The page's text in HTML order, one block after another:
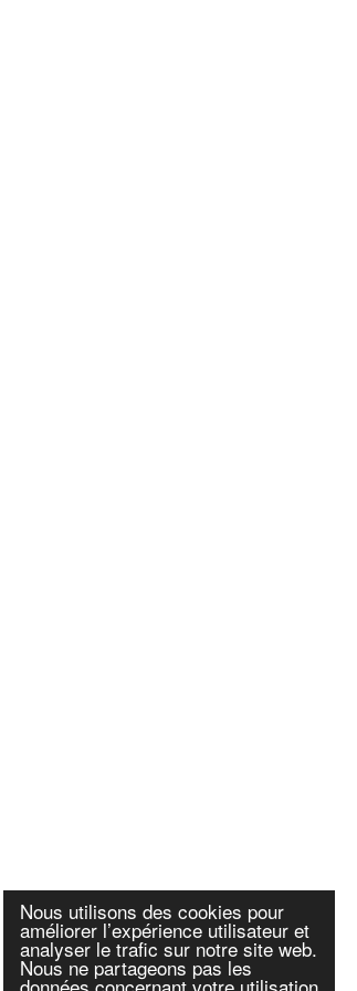
Nous utilisons des cookies pour
améliorer l’expérience utilisateur et
analyser le trafic sur notre site web.
Nous ne partageons pas les